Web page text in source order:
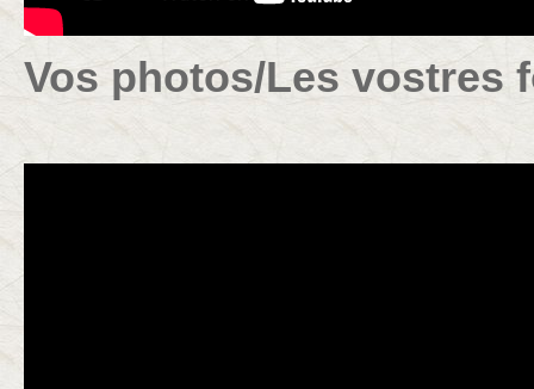
Vos photos/Les vostres